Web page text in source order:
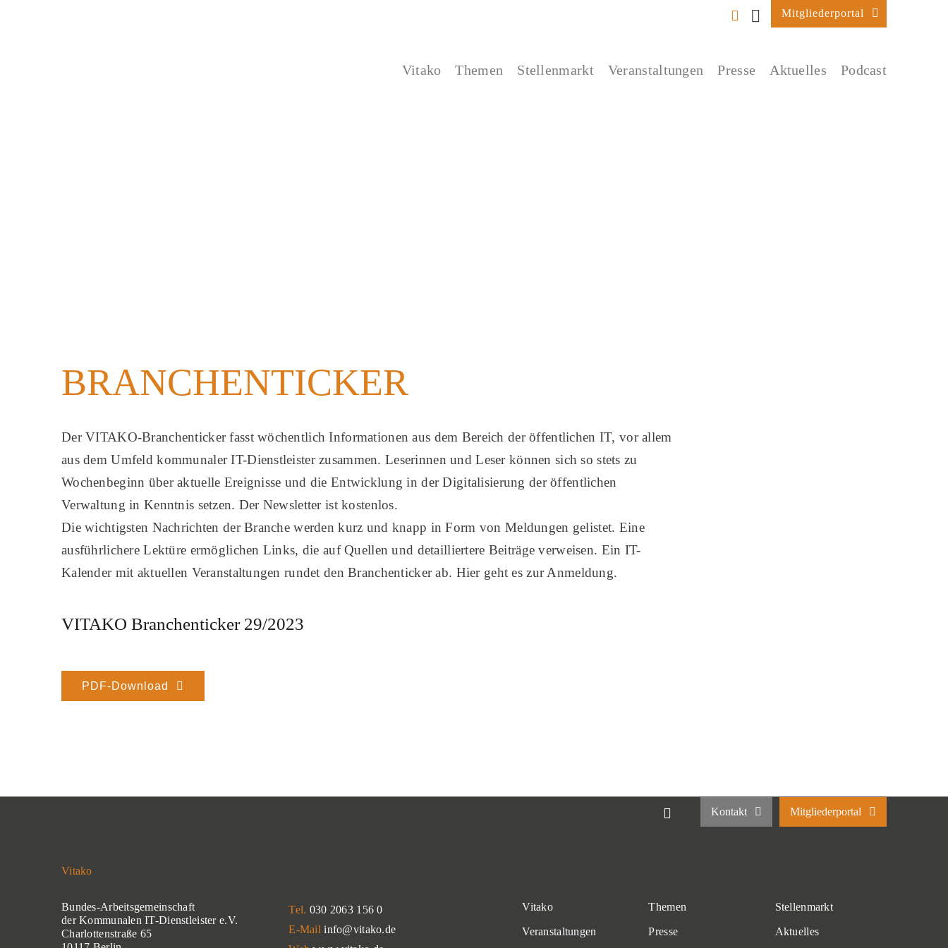
Mitgliederportal
Vitako Themen Stellenmarkt Veranstaltungen Presse Aktuelles Podcast
BRANCHENTICKER
Der VITAKO-Branchenticker fasst wöchentlich Informationen aus dem Bereich der öffentlichen IT, vor allem
aus dem Umfeld kommunaler IT-Dienstleister zusammen. Leserinnen und Leser können sich so stets zu
Wochenbeginn über aktuelle Ereignisse und die Entwicklung in der Digitalisierung der öffentlichen
Verwaltung in Kenntnis setzen. Der Newsletter ist kostenlos.
Die wichtigsten Nachrichten der Branche werden kurz und knapp in Form von Meldungen gelistet. Eine
ausführlichere Lektüre ermöglichen Links, die auf Quellen und detailliertere Beiträge verweisen. Ein IT-
Kalender mit aktuellen Veranstaltungen rundet den Branchenticker ab. Hier geht es zur Anmeldung.
VITAKO Branchenticker 29/2023
PDF-Download
Kontakt Mitgliederportal
Vitako
Bundes-Arbeitsgemeinschaft
der Kommunalen IT-Dienstleister e.V.
Charlottenstraße 65
Tel. 030 2063 156 0
E-Mailinfo@vitako.de
Vitako
Veranstaltungen
Themen
Presse
Stellenmarkt
Aktuelles